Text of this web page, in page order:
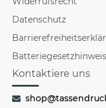
Datenschutz
Kontaktiere uns